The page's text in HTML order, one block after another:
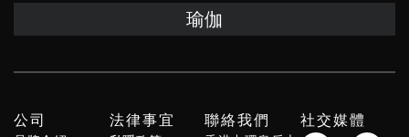
瑜伽
公司 法律事宜 聯絡我們 社交媒體